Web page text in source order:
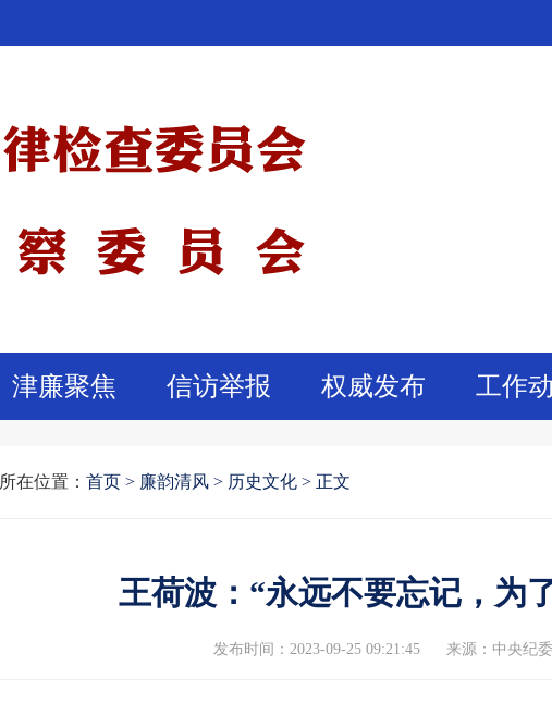
津廉聚焦 信访举报 权威发布 工作
所在位置： 首页 > 廉韵清风 > 历史文化 > 正文
王荷波：“永远不要忘记，为
发布时间：2023-09-25 09:21:45 来源：中央纪